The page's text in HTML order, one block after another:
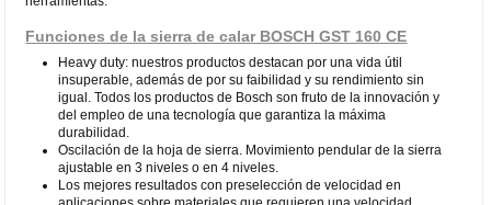
Funciones de la sierra de calar BOSCH GST 160 CE
Heavy duty: nuestros productos destacan por una vida útil
insuperable, además de por su faibilidad y su rendimiento sin
igual. Todos los productos de Bosch son fruto de la innovación y
del empleo de una tecnología que garantiza la máxima
durabilidad.
Oscilación de la hoja de sierra. Movimiento pendular de la sierra
ajustable en 3 niveles o en 4 niveles.
Los mejores resultados con preselección de velocidad en